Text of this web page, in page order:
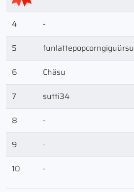
4 -
5
funlattepopcorngiguürsu
6
Chäsu
7
sutti34
8
-
9
-
10
-